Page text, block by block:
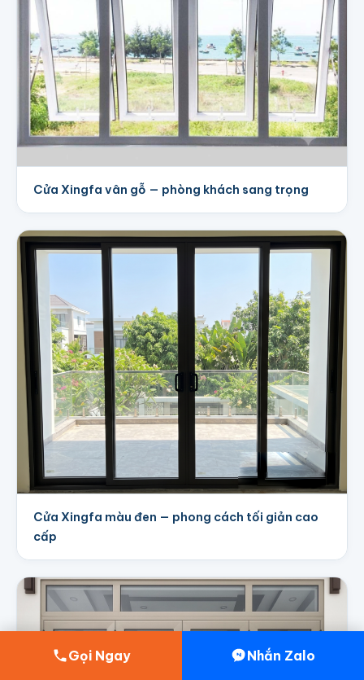
Cửa Xingfa vân gỗ — phòng khách sang trọng
Cửa Xingfa màu đen — phong cách tối giản cao
cấp
Gọi Ngay Nhắn Zalo
yêu cầu khảo sát, đo đạc tận nhà
4